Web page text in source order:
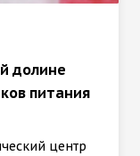
долине
питания
центр